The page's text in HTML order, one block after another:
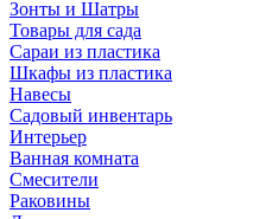
Зонты и Шатры
Товары для сада
Сараи из пластика
Шкафы из пластика
Навесы
Садовый инвентарь
Интерьер
Ванная комната
Смесители
Раковины